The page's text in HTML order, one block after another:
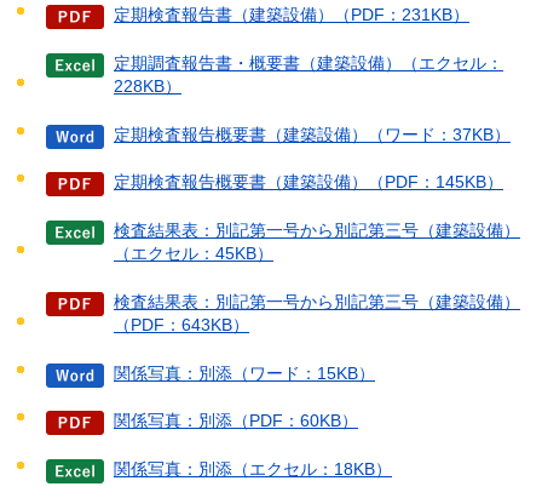
定期検査報告書（建築設備）（PDF：231KB）
定期調査報告書・概要書（建築設備）（エクセル：
228KB）
定期検査報告概要書（建築設備）（ワード：37KB）
定期検査報告概要書（建築設備）（PDF：145KB）
検査結果表：別記第一号から別記第三号（建築設備）
（エクセル：45KB）
検査結果表：別記第一号から別記第三号（建築設備）
（PDF：643KB）
関係写真：別添（ワード：15KB）
関係写真：別添（PDF：60KB）
関係写真：別添（エクセル：18KB）